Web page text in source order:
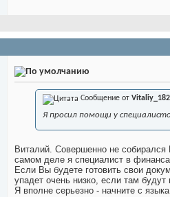
Сообщение от Vitaliy_182
Я просил помощи у
Виталий. Совершенно не
самом деле я специалист в
Если Вы будете готовить свои
упадет очень низко, если там
Я вполне серьезно - начните с